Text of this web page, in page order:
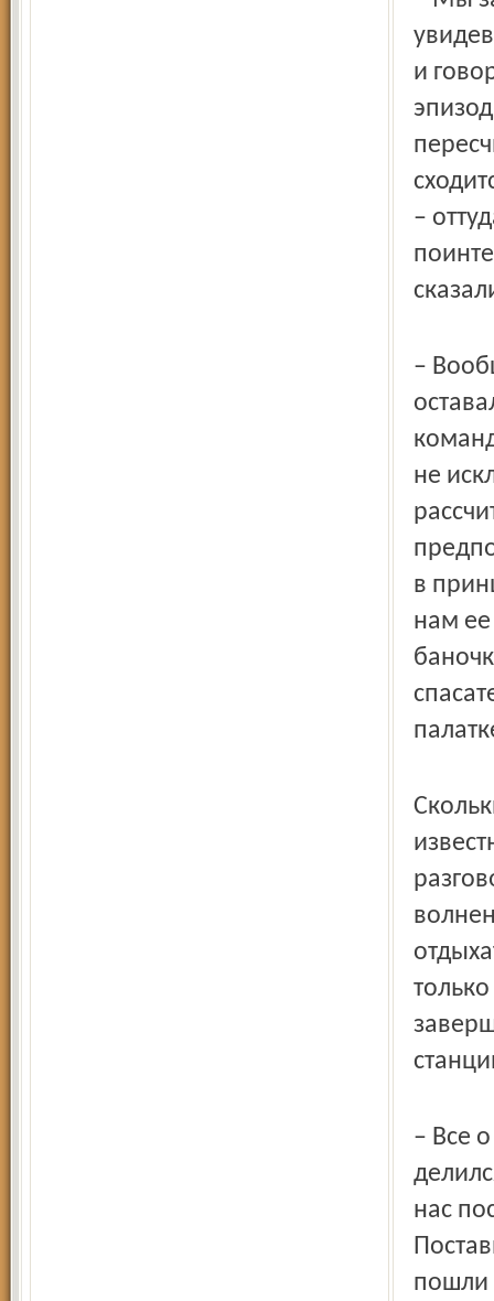
и
–
–
не
в
нам ее
– Все
нас
пошли